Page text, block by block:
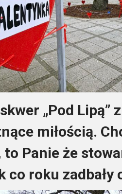
„Pod Lipą”
miłością.
Panie że
co roku